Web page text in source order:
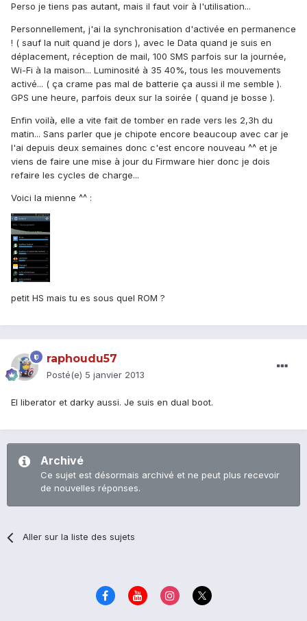
Perso je tiens pas autant, mais il faut voir à l'utilisation...
Personnellement, j'ai la synchronisation d'activée en permanence
! ( sauf la nuit quand je dors ), avec le Data quand je suis en
déplacement, réception de mail, 100 SMS parfois sur la journée,
Wi-Fi à la maison... Luminosité à 35 40%, tous les mouvements
activé... ( ça crame pas mal de batterie ça aussi il me semble ).
GPS une heure, parfois deux sur la soirée ( quand je bosse ).
Enfin voilà, elle a vite fait de tomber en rade vers les 2,3h du
matin... Sans parler que je chipote encore beaucoup avec car je
l'ai depuis deux semaines donc c'est encore nouveau ^^ et je
viens de faire une mise à jour du Firmware hier donc je dois
refaire les cycles de charge...
Voici la mienne ^^ :
petit HS mais tu es sous quel ROM ?
raphoudu57
Posté(e) 5 janvier 2013
El liberator et darky aussi. Je suis en dual boot.
Archivé
Ce sujet est désormais archivé et ne peut plus recevoir
de nouvelles réponses.
Aller sur la liste des sujets